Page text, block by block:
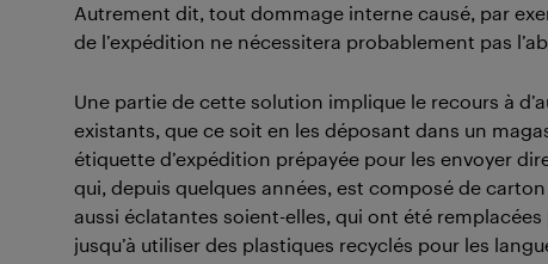
Autrement dit, tout dommage interne causé, par
de l’expédition ne nécessitera probablement pas
Une partie de cette solution implique le recours à
existants, que ce soit en les déposant dans un
étiquette d’expédition prépayée pour les envoyer
qui, depuis quelques années, est composé de
aussi éclatantes soient-elles, qui ont été
jusqu’à utiliser des plastiques recyclés pour les